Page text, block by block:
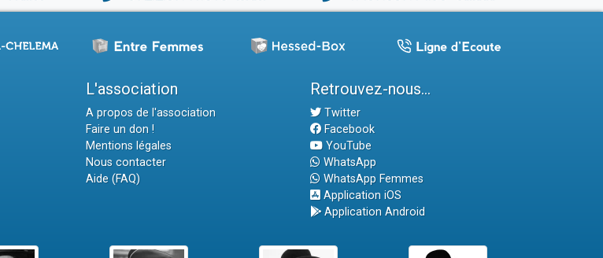
L'association
A propos de l'association
Faire un don !
Mentions légales
Nous contacter
Aide (FAQ)
Retrouvez-nous...
Twitter
Facebook
YouTube
WhatsApp
WhatsApp Femmes
Application iOS
Application Android